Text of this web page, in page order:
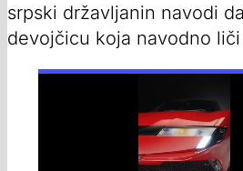
srpski državljanin navodi
devojčicu koja navodno liči